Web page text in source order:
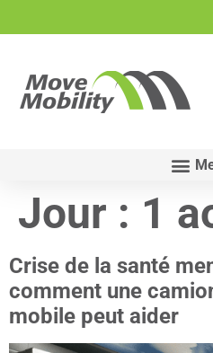
Jour : 1
Crise de la santé
comment une
mobile peut aider